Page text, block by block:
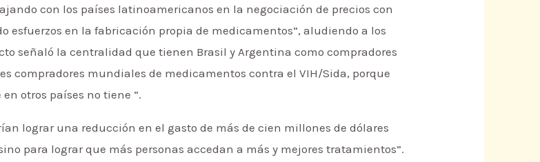
con los países latinoamericanos en la negociación de precios con
en la fabricación propia de medicamentos”, aludiendo a los
señaló la centralidad que tienen Brasil y Argentina como compradores
compradores mundiales de medicamentos contra el VIH/Sida, porque
otros países no tiene “.
lograr una reducción en el gasto de más de cien millones de dólares
para lograr que más personas accedan a más y mejores tratamientos”.